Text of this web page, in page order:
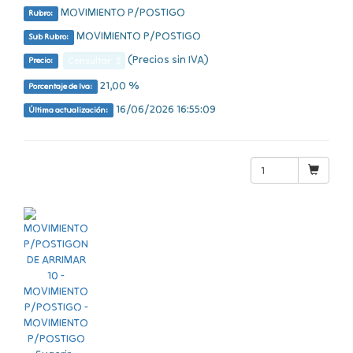
Rubro: MOVIMIENTO P/POSTIGO
Sub Rubro: MOVIMIENTO P/POSTIGO
Precio: (Precios sin IVA)
Porcentaje de Iva: 21,00 %
Última actualización: 16/06/2026 16:55:09